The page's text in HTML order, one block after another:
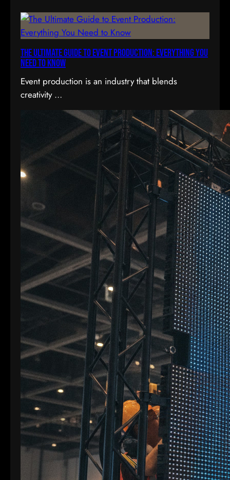
h
The Ultimate Guide to Event Production: Everything You
Need to Know
Event production is an industry that blends
creativity …